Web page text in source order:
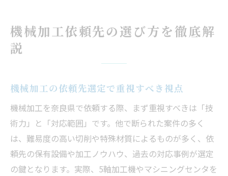
機械加工依頼先の選び方を徹底解
説
機械加工の依頼先選定で重視すべき視点
機械加工を奈良県で依頼する際、まず重視すべきは「技
術力」と「対応範囲」です。他で断られた案件の多く
は、難易度の高い切削や特殊材質によるものが多く、依
頼先の保有設備や加工ノウハウ、過去の対応事例が選定
の鍵となります。実際、5軸加工機やマシニングセンタを